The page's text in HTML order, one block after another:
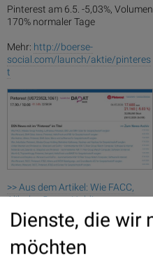
Pinterest am 6.5. -5,03%, Volumen
170% normaler Tage
Mehr: http://boerse-
social.com/launch/aktie/pinteres
t
>> Aus dem Artikel: Wie FACC,
Alibaba Group Holding,
Lufthansa, Pinterest, SBO und
SMA Solar für Gesprächsstoff
sorgten
Dienste, die wir
möchten